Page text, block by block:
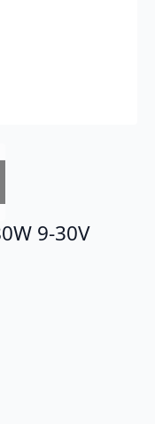
9-30V